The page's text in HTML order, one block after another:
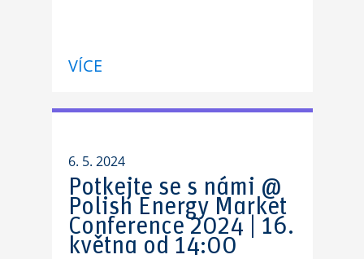
VÍCE
6. 5. 2024
Potkejte se s námi @
Polish Energy Market
Conference 2024 | 16.
května od 14:00